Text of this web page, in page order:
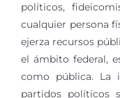
políticos,
cualquier persona
ejerza recursos
el ámbito federal,
como pública. La
partidos políticos